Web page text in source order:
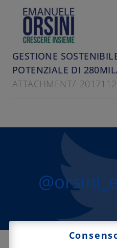
HOME/
RASSEGNA STAMPA
IL SOLE 24 ORE - 24
GESTIONE
POTENZIALE DI
ATTACHMENT